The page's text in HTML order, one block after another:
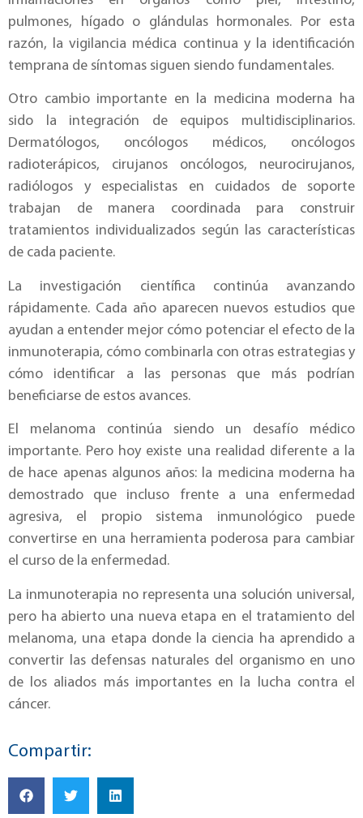
pulmones, hígado o glándulas hormonales. Por esta
razón, la vigilancia médica continua y la identificación
temprana de síntomas siguen siendo fundamentales.
Otro cambio importante en la medicina moderna ha
sido la integración de equipos multidisciplinarios.
Dermatólogos, oncólogos médicos, oncólogos
radioterápicos, cirujanos oncólogos, neurocirujanos,
radiólogos y especialistas en cuidados de soporte
trabajan de manera coordinada para construir
tratamientos individualizados según las características
de cada paciente.
La investigación científica continúa avanzando
rápidamente. Cada año aparecen nuevos estudios que
ayudan a entender mejor cómo potenciar el efecto de la
inmunoterapia, cómo combinarla con otras estrategias y
cómo identificar a las personas que más podrían
beneficiarse de estos avances.
El melanoma continúa siendo un desafío médico
importante. Pero hoy existe una realidad diferente a la
de hace apenas algunos años: la medicina moderna ha
demostrado que incluso frente a una enfermedad
agresiva, el propio sistema inmunológico puede
convertirse en una herramienta poderosa para cambiar
el curso de la enfermedad.
La inmunoterapia no representa una solución universal,
pero ha abierto una nueva etapa en el tratamiento del
melanoma, una etapa donde la ciencia ha aprendido a
convertir las defensas naturales del organismo en uno
de los aliados más importantes en la lucha contra el
cáncer.
Compartir: